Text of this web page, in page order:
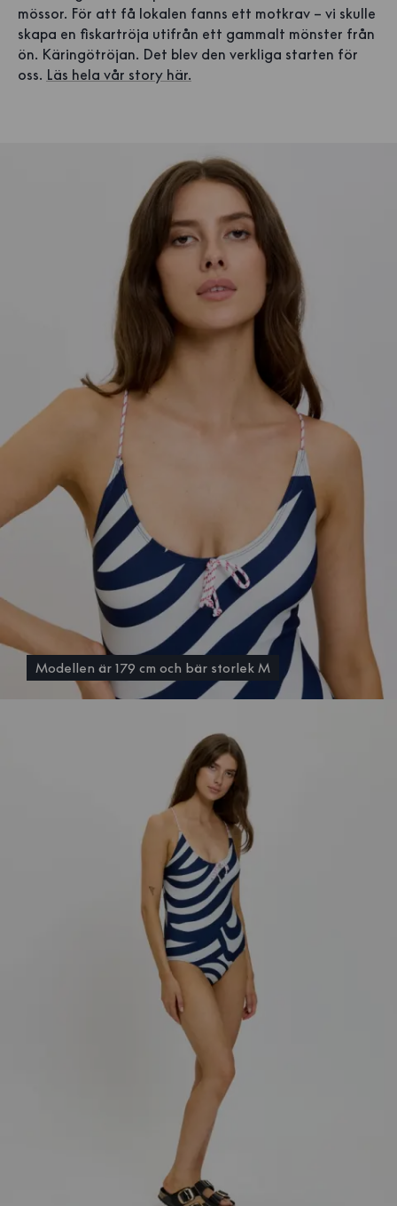
mössor. För att få lokalen fanns ett motkrav – vi skulle
skapa en fiskartröja utifrån ett gammalt mönster från
ön. Käringötröjan. Det blev den verkliga starten för
oss. Läs hela vår story här.
Modellen är 179 cm och bär storlek M